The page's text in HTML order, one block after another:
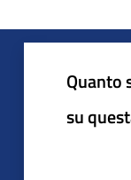
Quanto
su